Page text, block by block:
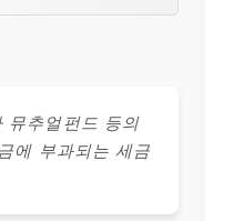
뮤추얼펀드 등의
에 부과되는 세금